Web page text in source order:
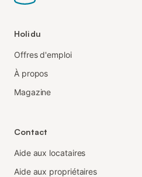
Holidu
Offres d'emploi
À propos
Magazine
Contact
Aide aux locataires
Aide aux propriétaires